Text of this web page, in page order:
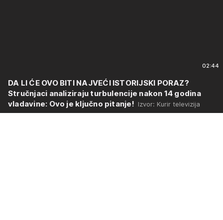
02:44
DA LI ĆE OVO BITI NAJVEĆI ISTORIJSKI PORAZ?
Stručnjaci analiziraju turbulencije nakon 14 godina
vladavine: Ovo je ključno pitanje! Izvor: Kurir televizija